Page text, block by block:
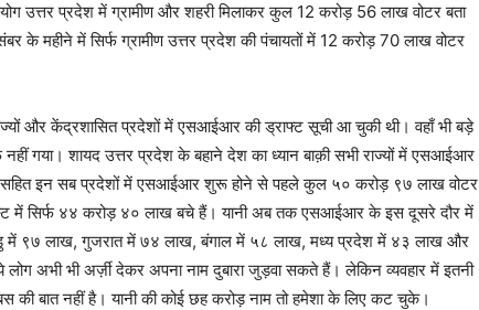
उत्तर प्रदेश में ग्रामीण और शहरी मिलाकर कुल 12 करोड़ 56 लाख वोटर बता
के महीने में सिर्फ ग्रामीण उत्तर प्रदेश की पंचायतों में 12 करोड़ 70 लाख वोटर
और केंद्रशासित प्रदेशों में एसआईआर की ड्राफ्ट सूची आ चुकी थी। वहाँ भी बड़े
गया। शायद उत्तर प्रदेश के बहाने देश का ध्यान बाक़ी सभी राज्यों में एसआईआर
सहित इन सब प्रदेशों में एसआईआर शुरू होने से पहले कुल ५० करोड़ ९७ लाख वोटर
में सिर्फ ४४ करोड़ ४० लाख बचे हैं। यानी अब तक एसआईआर के इस दूसरे दौर में
९७ लाख, गुजरात में ७४ लाख, बंगाल में ५८ लाख, मध्य प्रदेश में ४३ लाख और
अभी भी अर्ज़ी देकर अपना नाम दुबारा जुड़वा सकते हैं। लेकिन व्यवहार में इतनी
की बात नहीं है। यानी की कोई छह करोड़ नाम तो हमेशा के लिए कट चुके।